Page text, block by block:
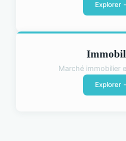
Explorer
Marché immobilier
Explorer